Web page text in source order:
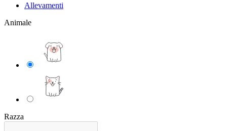
Allevamenti
Animale
Razza